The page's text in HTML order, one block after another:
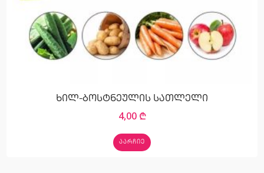
ხილ-ბოსტნეულის სათლელი
4,00 ₾
ᲐᲐᲠᲩᲘᲔ